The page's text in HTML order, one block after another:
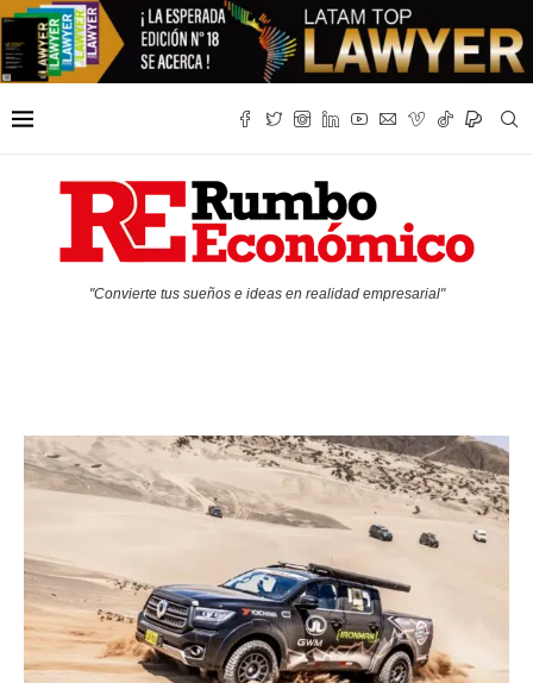
"Convierte tus sueños e ideas en realidad empresarial"